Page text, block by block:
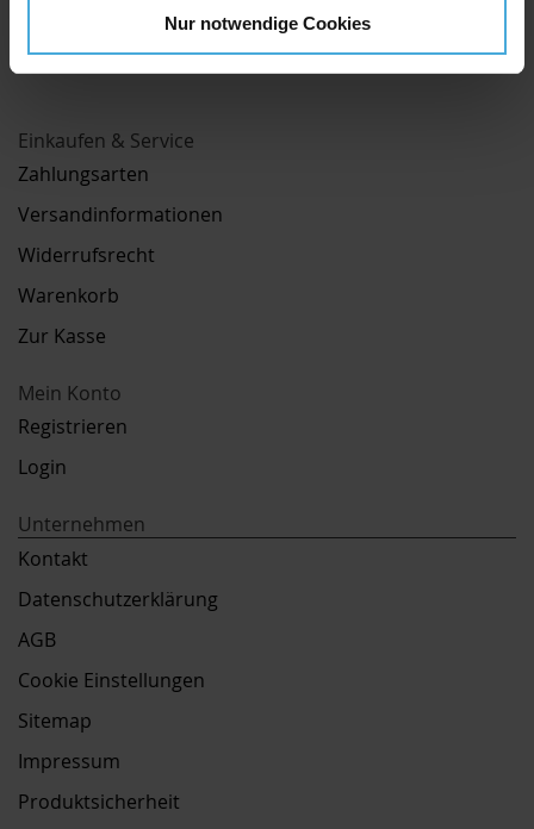
Nur notwendige Cookies
Einkaufen & Service
Zahlungsarten
Versandinformationen
Widerrufsrecht
Warenkorb
Zur Kasse
Mein Konto
Registrieren
Login
Unternehmen
Kontakt
Datenschutzerklärung
AGB
Cookie Einstellungen
Sitemap
Impressum
Produktsicherheit